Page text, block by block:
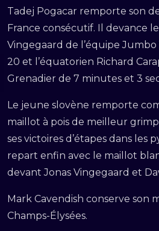
Tadej Pogacar remporte son
France consécutif. Il devance
Vingegaard de l’équipe
20 et l’équatorien Richard
Grenadier de 7 minutes et 3
Le jeune slovène remporte
maillot à pois de meilleur
ses victoires d’étapes dans les
repart enfin avec le maillot
devant Jonas Vingegaard et
Mark Cavendish conserve son
Champs-Élysées.